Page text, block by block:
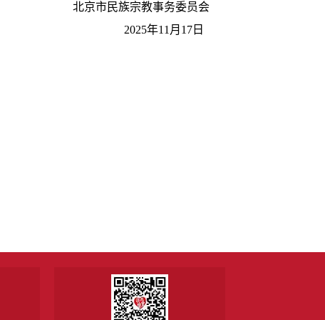
北京市民族宗教事务委员会
2025年11月17日